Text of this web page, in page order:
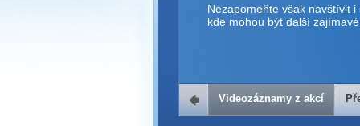
Nezapomeňte však navštívit i
kde mohou být další zajímavé
Přehrávač
Videozáznamy z akcí